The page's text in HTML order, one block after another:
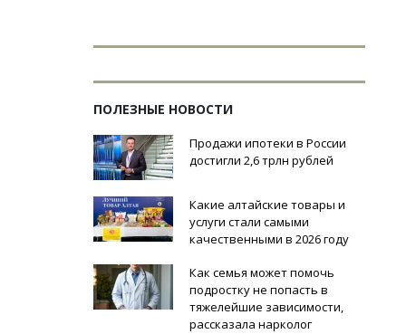
ПОЛЕЗНЫЕ НОВОСТИ
Продажи ипотеки в России
достигли 2,6 трлн рублей
Какие алтайские товары и
услуги стали самыми
качественными в 2026 году
Как семья может помочь
подростку не попасть в
тяжелейшие зависимости,
рассказала нарколог